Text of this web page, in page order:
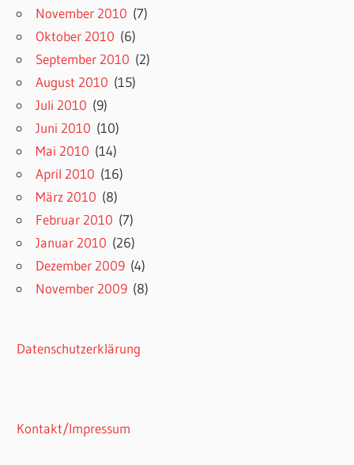
November 2010 (7)
Oktober 2010 (6)
September 2010 (2)
August 2010 (15)
Juli 2010 (9)
Juni 2010 (10)
Mai 2010 (14)
April 2010 (16)
März 2010 (8)
Februar 2010 (7)
Januar 2010 (26)
Dezember 2009 (4)
November 2009 (8)
Datenschutzerklärung
Kontakt/Impressum